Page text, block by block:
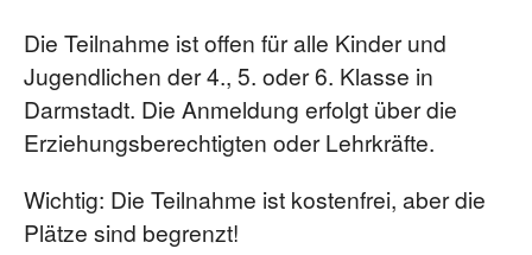
Die Teilnahme ist offen für alle Kinder und
Jugendlichen der 4., 5. oder 6. Klasse in
Darmstadt. Die Anmeldung erfolgt über die
Erziehungsberechtigten oder Lehrkräfte.
Wichtig: Die Teilnahme ist kostenfrei, aber die
Plätze sind begrenzt!